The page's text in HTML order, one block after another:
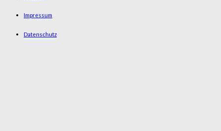
Impressum
Datenschutz